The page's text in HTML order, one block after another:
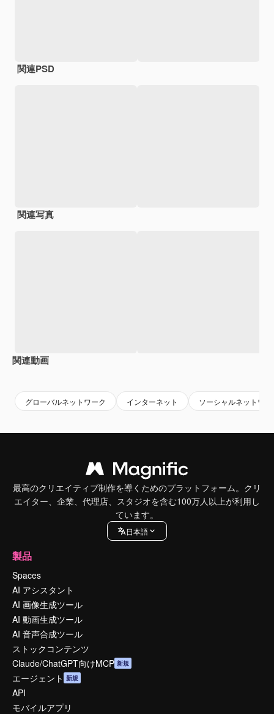
関連PSD
関連写真
関連動画
グローバルネットワーク インターネット ソーシャルネットワー
最高のクリエイティブ制作を導くためのプラットフォーム。クリ
エイター、企業、代理店、スタジオを含む100万人以上が利用し
ています。
日本語
製品
Spaces
AI アシスタント
AI 画像生成ツール
AI 動画生成ツール
AI 音声合成ツール
ストックコンテンツ
Claude/ChatGPT向けMCP 新規
エージェント 新規
API
モバイルアプリ